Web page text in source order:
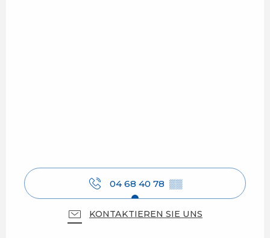
04 68 40 78 ▒▒
KONTAKTIEREN SIE UNS